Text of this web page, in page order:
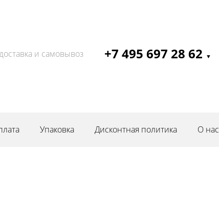
и самовывоз +7 495 697 28 62 ▼
Упаковка Дисконтная политика О нас